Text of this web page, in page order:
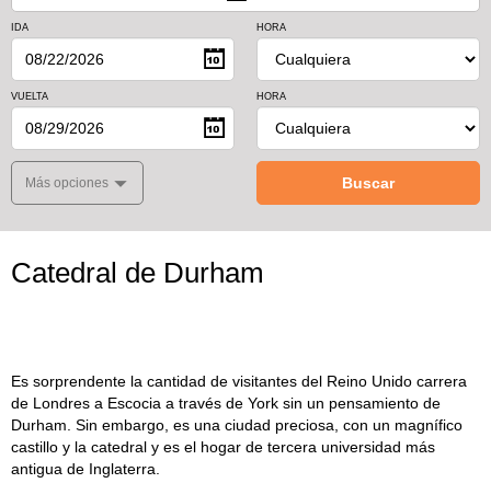
IDA HORA
VUELTA HORA
Más opciones Buscar
Catedral de Durham
Es sorprendente la cantidad de visitantes del Reino Unido carrera
de Londres a Escocia a través de York sin un pensamiento de
Durham. Sin embargo, es una ciudad preciosa, con un magnífico
castillo y la catedral y es el hogar de tercera universidad más
antigua de Inglaterra.